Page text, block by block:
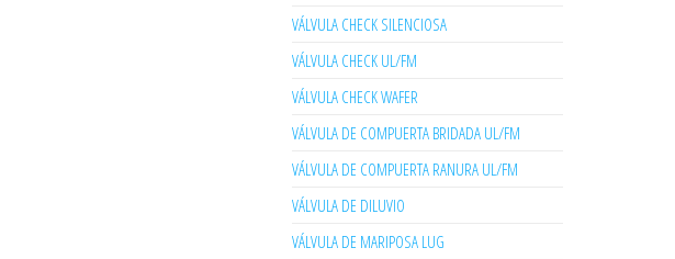
VÁLVULA CHECK SILENCIOSA
VÁLVULA CHECK UL/FM
VÁLVULA CHECK WAFER
VÁLVULA DE COMPUERTA BRIDADA UL/FM
VÁLVULA DE COMPUERTA RANURA UL/FM
VÁLVULA DE DILUVIO
VÁLVULA DE MARIPOSA LUG